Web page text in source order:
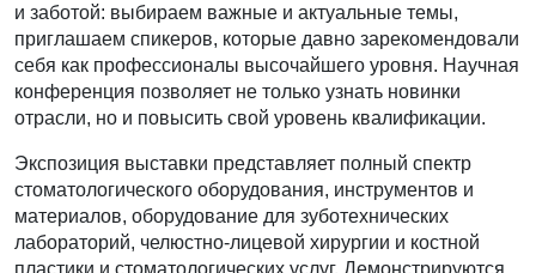
и заботой: выбираем важные и актуальные темы,
приглашаем спикеров, которые давно зарекомендовали
себя как профессионалы высочайшего уровня. Научная
конференция позволяет не только узнать новинки
отрасли, но и повысить свой уровень квалификации.
Экспозиция выставки представляет полный спектр
стоматологического оборудования, инструментов и
материалов, оборудование для зуботехнических
лабораторий, челюстно-лицевой хирургии и костной
пластики и стоматологических услуг. Демонстрируются